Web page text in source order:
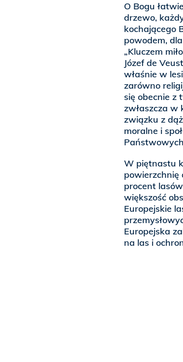
O Bogu
drzewo,
kochającego
powodem,
„Kluczem
Józef de
właśnie w
zarówno
się obecnie z
zwłaszcza w
związku z
moralne i
W piętnastu
powierzchnię
procent
większość
Europejskie
Europejska
na las i